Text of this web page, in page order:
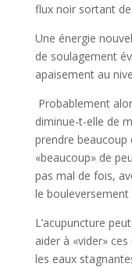
flux noir sortant
Une énergie
de soulagement
apaisement au
Probablement
diminue-t-elle de
prendre
«beaucoup» de
pas mal de fois,
le
L’acupuncture
aider à «vider»
les eaux